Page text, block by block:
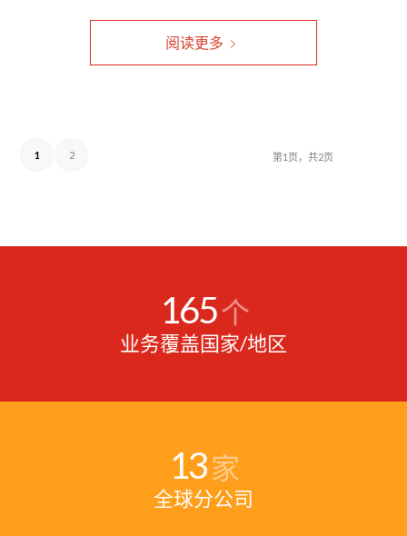
阅读更多
第1页，共2页
1 2
165个
业务覆盖国家/地区
13家
全球分公司